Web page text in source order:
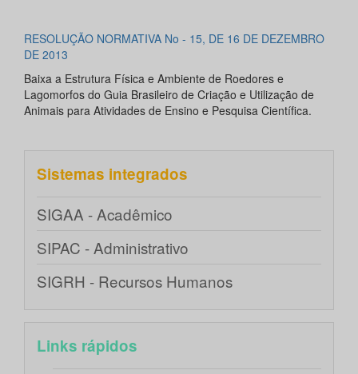
RESOLUÇÃO NORMATIVA No - 15, DE 16 DE DEZEMBRO
DE 2013
Baixa a Estrutura Física e Ambiente de Roedores e
Lagomorfos do Guia Brasileiro de Criação e Utilização de
Animais para Atividades de Ensino e Pesquisa Científica.
Sistemas integrados
SIGAA - Acadêmico
SIPAC - Administrativo
SIGRH - Recursos Humanos
Links rápidos